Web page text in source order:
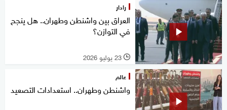
رادار
العراق بين واشنطن وطهران.. هل ينجح
في التوازن؟
l 23 يوليو 2026
عالم
واشنطن وطهران.. استعدادات التصعيد